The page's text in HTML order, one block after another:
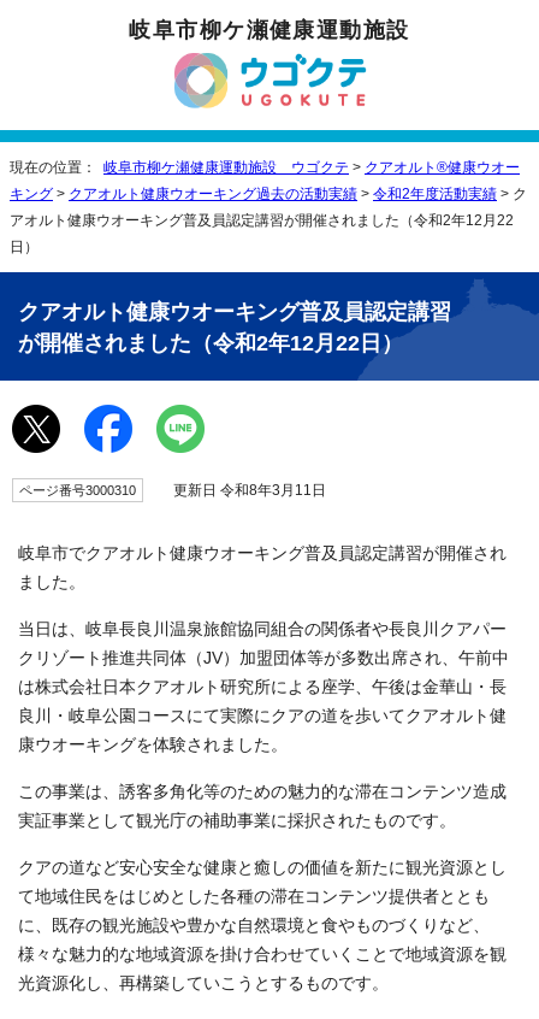
岐阜市柳ケ瀬健康運動施設
現在の位置： 岐阜市柳ケ瀬健康運動施設 ウゴクテ > クアオルト®健康ウオー
キング > クアオルト健康ウオーキング過去の活動実績 > 令和2年度活動実績 > ク
アオルト健康ウオーキング普及員認定講習が開催されました（令和2年12月22
日）
クアオルト健康ウオーキング普及員認定講習
が開催されました（令和2年12月22日）
ページ番号3000310 更新日 令和8年3月11日
岐阜市でクアオルト健康ウオーキング普及員認定講習が開催され
ました。
当日は、岐阜長良川温泉旅館協同組合の関係者や長良川クアパー
クリゾート推進共同体（JV）加盟団体等が多数出席され、午前中
は株式会社日本クアオルト研究所による座学、午後は金華山・長
良川・岐阜公園コースにて実際にクアの道を歩いてクアオルト健
康ウオーキングを体験されました。
この事業は、誘客多角化等のための魅力的な滞在コンテンツ造成
実証事業として観光庁の補助事業に採択されたものです。
クアの道など安心安全な健康と癒しの価値を新たに観光資源とし
て地域住民をはじめとした各種の滞在コンテンツ提供者ととも
に、既存の観光施設や豊かな自然環境と食やものづくりなど、
様々な魅力的な地域資源を掛け合わせていくことで地域資源を観
光資源化し、再構築していこうとするものです。